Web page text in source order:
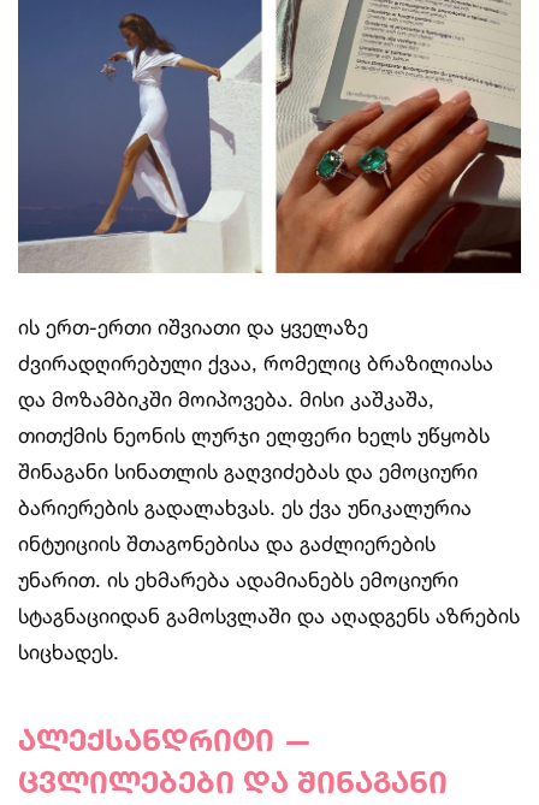
ის ერთ-ერთი იშვიათი და ყველაზე
ძვირადღირებული ქვაა, რომელიც ბრაზილიასა
და მოზამბიკში მოიპოვება. მისი კაშკაშა,
თითქმის ნეონის ლურჯი ელფერი ხელს უწყობს
შინაგანი სინათლის გაღვიძებას და ემოციური
ბარიერების გადალახვას. ეს ქვა უნიკალურია
ინტუიციის შთაგონებისა და გაძლიერების
უნარით. ის ეხმარება ადამიანებს ემოციური
სტაგნაციიდან გამოსვლაში და აღადგენს აზრების
სიცხადეს.
ალექსანდრიტი —
ცვლილებები და შინაგანი